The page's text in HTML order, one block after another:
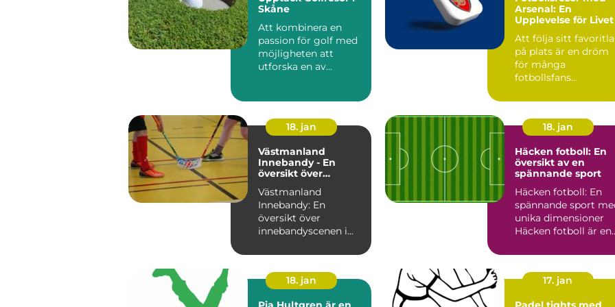
Skåne
Att kombinera en
passion för golf med
möjligheten att
utforska en av
Arsenal: En
Upplevelse för Livet
Att följa sitt
på plats är en dröm
för många
fotbollsfans...
18. jan
Västmanland
Innebandy - En
översikt över
Västmanland
Västmanland
Innebandy: En
översikt över
innebandyscenen i
Västmanland är en
region i Sv...
18. jan
Häcken fotboll: En
översikt av en
spännande sport
Häcken fotboll: En
spännande sport
unika dimensioner
Häcken fotboll är en
kombinerar ...
18. jan
17. jan